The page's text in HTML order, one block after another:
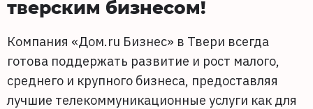
тверским бизнесом!
Компания «Дом.ru Бизнес» в Твери всегда
готова поддержать развитие и рост малого,
среднего и крупного бизнеса, предоставляя
лучшие телекоммуникационные услуги как для